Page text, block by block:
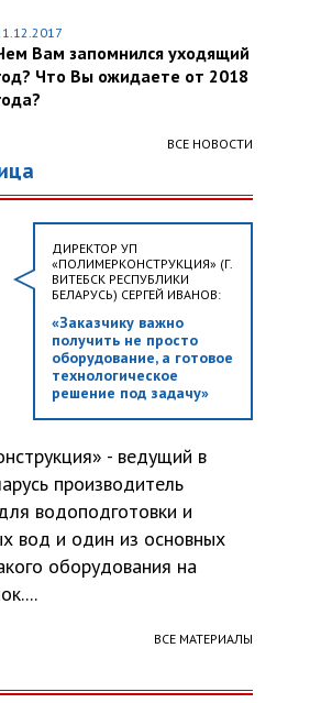
Вам запомнился уходящий
Что Вы ожидаете от 2018
ВСЕ НОВОСТИ
ДИРЕКТОР УП
«ПОЛИМЕРКОНСТРУКЦИЯ» (Г.
ВИТЕБСК РЕСПУБЛИКИ
БЕЛАРУСЬ) СЕРГЕЙ ИВАНОВ:
«Заказчику важно
получить не просто
оборудование, а готовое
технологическое
решение под задачу»
- ведущий в
производитель
водоподготовки и
вод и один из основных
оборудования на
ВСЕ МАТЕРИАЛЫ